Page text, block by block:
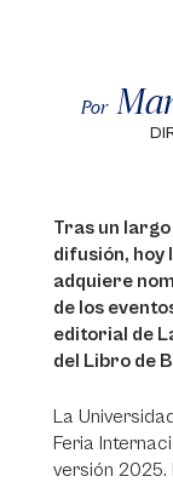
Por
Tras un
difusión, hoy
adquiere
de los
editorial de
del Libro de
La
Feria
versión 2025.